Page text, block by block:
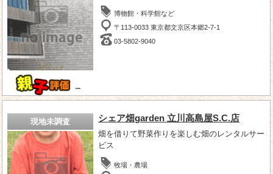
－
博物館・科学館など
〒113-0033 東京都文京区本郷2-7-1
03-5802-9040
現地未調査 シェア畑garden 立川高島屋S.C.店
畑を借りて野菜作りを楽しむ畑のレンタルサー
ビス
牧場・農場